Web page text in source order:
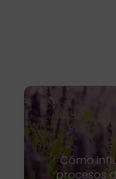
Cómo
procesos